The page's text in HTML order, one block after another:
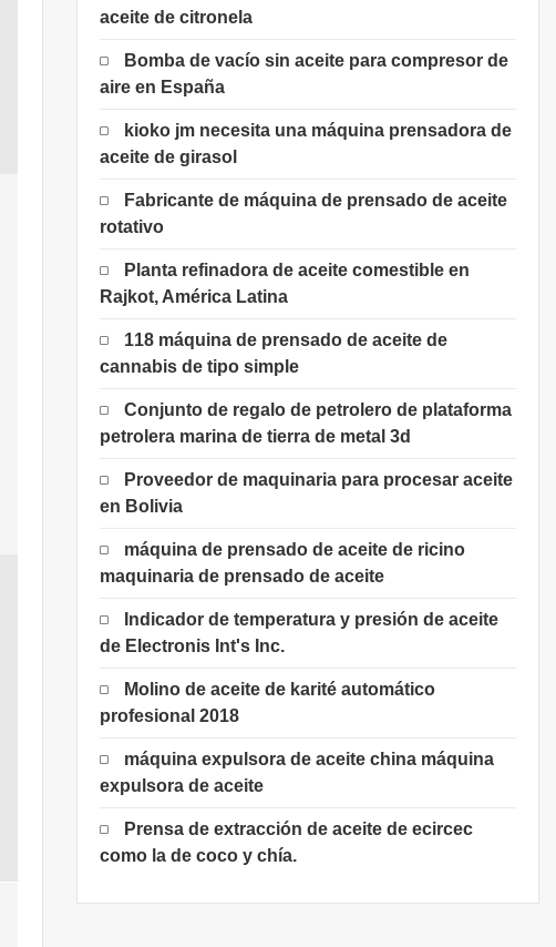
aceite de citronela
Bomba de vacío sin aceite para compresor de
aire en España
kioko jm necesita una máquina prensadora de
aceite de girasol
Fabricante de máquina de prensado de aceite
rotativo
Planta refinadora de aceite comestible en
Rajkot, América Latina
118 máquina de prensado de aceite de
cannabis de tipo simple
Conjunto de regalo de petrolero de plataforma
petrolera marina de tierra de metal 3d
Proveedor de maquinaria para procesar aceite
en Bolivia
máquina de prensado de aceite de ricino
maquinaria de prensado de aceite
Indicador de temperatura y presión de aceite
de Electronis Int's Inc.
Molino de aceite de karité automático
profesional 2018
máquina expulsora de aceite china máquina
expulsora de aceite
Prensa de extracción de aceite de ecircec
como la de coco y chía.